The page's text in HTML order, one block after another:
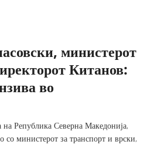
министерот
Китанов:
во
на Република Северна Македонија,
со министерот за транспорт и врски,